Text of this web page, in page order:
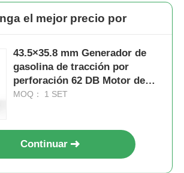
el mejor precio por
43.5×35.8 mm Generador de
gasolina de tracción por
perforación 62 DB Motor de
baja emisión de ruido de nivel
MOQ： 1 SET
Continuar